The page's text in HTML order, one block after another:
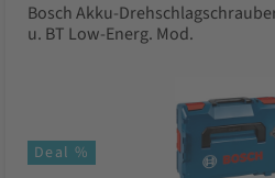
Bosch Akku-Drehschlagschrauber
u. BT Low-Energ. Mod.
Deal %